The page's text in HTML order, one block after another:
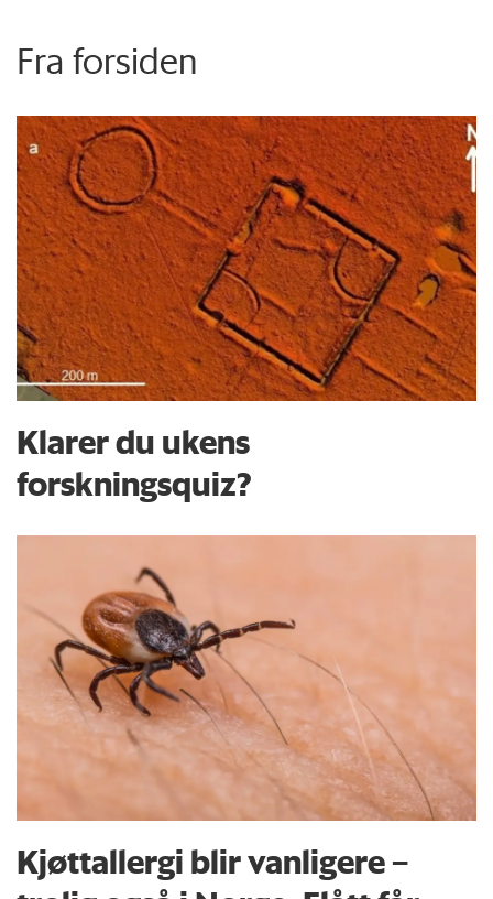
Fra forsiden
Klarer du ukens
forskningsquiz?
Kjøttallergi blir vanligere –